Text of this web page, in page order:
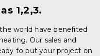
1,2,3.
world have benefited
Our sales and
to put your project on